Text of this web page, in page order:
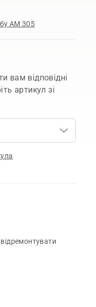
AM 305
вам відповідні
артикул зі